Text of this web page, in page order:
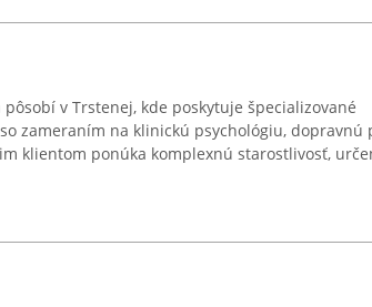
pôsobí v Trstenej, kde poskytuje špecializované
zameraním na klinickú psychológiu, dopravnú
klientom ponúka komplexnú starostlivosť,